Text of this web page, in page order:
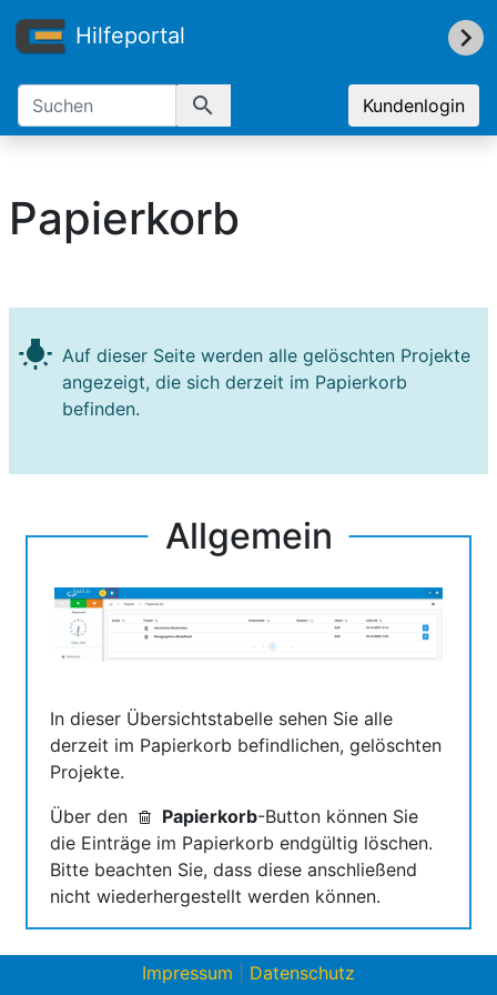
Hilfeportal
search Kundenlogin
Papierkorb
wb_incandescent Auf dieser Seite werden alle gelöschten Projekte
angezeigt, die sich derzeit im Papierkorb
befinden.
Allgemein
In dieser Übersichtstabelle sehen Sie alle
derzeit im Papierkorb befindlichen, gelöschten
Projekte.
Über den
Papierkorb-Button können Sie
die Einträge im Papierkorb endgültig löschen.
Bitte beachten Sie, dass diese anschließend
nicht wiederhergestellt werden können.
Impressum Datenschutz